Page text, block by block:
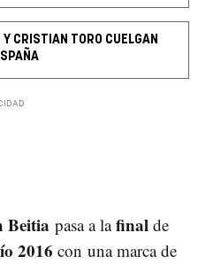
CRISTIAN TORO CUELGAN
Beitia pasa a lafinal de
2016 con una marca de